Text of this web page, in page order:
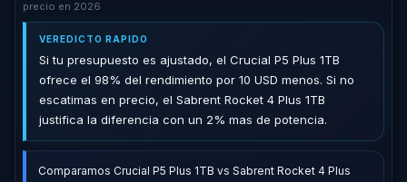
precio en 2026
VEREDICTO RAPIDO
Si tu presupuesto es ajustado, el Crucial P5 Plus 1TB
ofrece el 98% del rendimiento por 10 USD menos. Si no
escatimas en precio, el Sabrent Rocket 4 Plus 1TB
justifica la diferencia con un 2% mas de potencia.
Comparamos Crucial P5 Plus 1TB vs Sabrent Rocket 4 Plus